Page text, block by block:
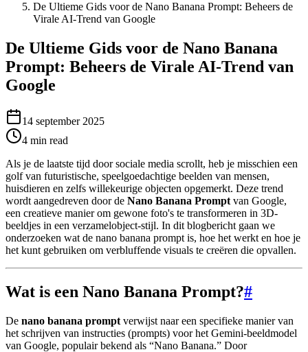
De Ultieme Gids voor de Nano Banana Prompt: Beheers de
Virale AI-Trend van Google
De Ultieme Gids voor de Nano Banana
Prompt: Beheers de Virale AI-Trend van
Google
14 september 2025
4 min read
Als je de laatste tijd door sociale media scrollt, heb je misschien een
golf van futuristische, speelgoedachtige beelden van mensen,
huisdieren en zelfs willekeurige objecten opgemerkt. Deze trend
wordt aangedreven door de Nano Banana Prompt van Google,
een creatieve manier om gewone foto's te transformeren in 3D-
beeldjes in een verzamelobject-stijl. In dit blogbericht gaan we
onderzoeken wat de nano banana prompt is, hoe het werkt en hoe je
het kunt gebruiken om verbluffende visuals te creëren die opvallen.
Wat is een Nano Banana Prompt?#
De nano banana prompt verwijst naar een specifieke manier van
het schrijven van instructies (prompts) voor het Gemini-beeldmodel
van Google, populair bekend als “Nano Banana.” Door